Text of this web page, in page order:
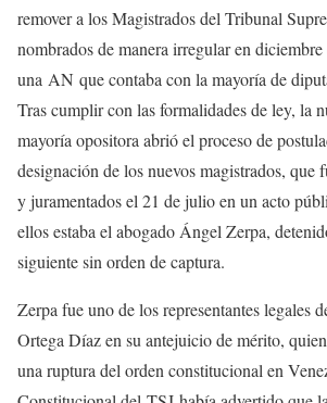
remover a los Magistrados del Tribunal
nombrados de manera irregular en
una AN que contaba con la mayoría de
Tras cumplir con las formalidades de ley, la
mayoría opositora abrió el proceso de
designación de los nuevos magistrados, que
y juramentados el 21 de julio en un acto
ellos estaba el abogado Ángel Zerpa,
siguiente sin orden de captura.
Zerpa fue uno de los representantes legales
Ortega Díaz en su antejuicio de mérito,
una ruptura del orden constitucional en